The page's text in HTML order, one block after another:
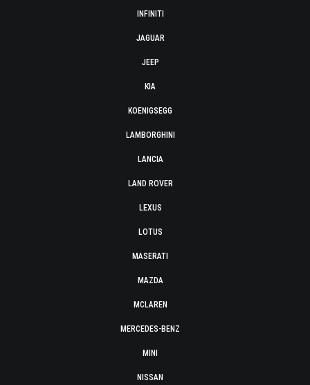
INFINITI
JAGUAR
JEEP
KIA
KOENIGSEGG
LAMBORGHINI
LANCIA
LAND ROVER
LEXUS
LOTUS
MASERATI
MAZDA
MCLAREN
MERCEDES-BENZ
MINI
NISSAN